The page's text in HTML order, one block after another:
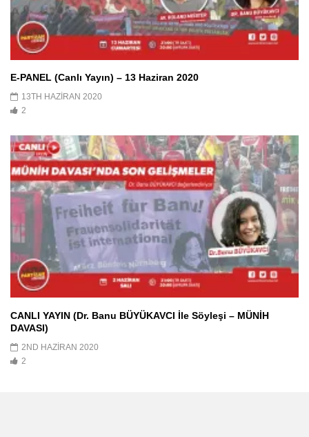
E-PANEL (Canlı Yayın) – 13 Haziran 2020
13TH HAZIRAN 2020
2
CANLI YAYIN (Dr. Banu BÜYÜKAVCI İle Söyleşi – MÜNİH
DAVASI)
2ND HAZIRAN 2020
2